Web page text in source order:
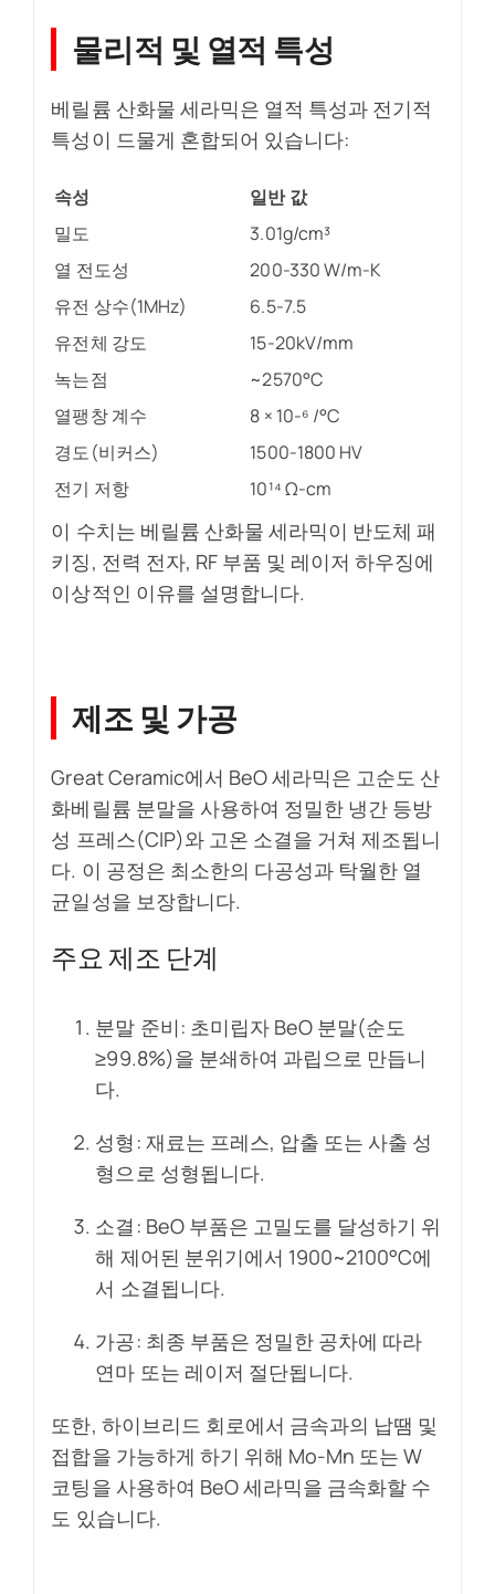
물리적 및 열적 특성
베릴륨 산화물 세라믹은 열적 특성과 전기적
특성이 드물게 혼합되어 있습니다:
속성
일반 값
밀도
3.01g/cm³
열 전도성
200-330 W/m-K
유전 상수(1MHz)
6.5-7.5
유전체 강도
15-20kV/mm
녹는점
~2570°C
열팽창 계수
8 × 10-⁶ /°C
경도(비커스)
1500-1800 HV
전기 저항
10¹⁴ Ω-cm
이 수치는 베릴륨 산화물 세라믹이 반도체 패
키징, 전력 전자, RF 부품 및 레이저 하우징에
이상적인 이유를 설명합니다.
제조 및 가공
Great Ceramic에서 BeO 세라믹은 고순도 산
화베릴륨 분말을 사용하여 정밀한 냉간 등방
성 프레스(CIP)와 고온 소결을 거쳐 제조됩니
다. 이 공정은 최소한의 다공성과 탁월한 열
균일성을 보장합니다.
주요 제조 단계
분말 준비: 초미립자 BeO 분말(순도
≥99.8%)을 분쇄하여 과립으로 만듭니
다.
성형: 재료는 프레스, 압출 또는 사출 성
형으로 성형됩니다.
소결: BeO 부품은 고밀도를 달성하기 위
해 제어된 분위기에서 1900~2100°C에
서 소결됩니다.
가공: 최종 부품은 정밀한 공차에 따라
연마 또는 레이저 절단됩니다.
또한, 하이브리드 회로에서 금속과의 납땜 및
접합을 가능하게 하기 위해 Mo-Mn 또는 W
코팅을 사용하여 BeO 세라믹을 금속화할 수
도 있습니다.